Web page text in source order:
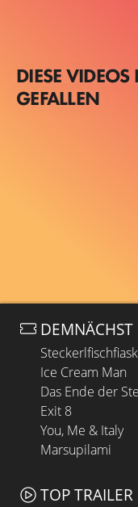
DIESE
GEFALLEN
Ice Cream Man
Das Ende der
Exit 8
You, Me & Italy
Marsupilami
TOP TRAILER